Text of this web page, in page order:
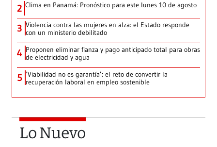
2 Clima en Panamá: Pronóstico para este lunes 10 de agosto
3 Violencia contra las mujeres en alza: el Estado responde
con un ministerio debilitado
4 Proponen eliminar fianza y pago anticipado total para obras
de electricidad y agua
5 ‘Viabilidad no es garantía’: el reto de convertir la
recuperación laboral en empleo sostenible
Lo Nuevo